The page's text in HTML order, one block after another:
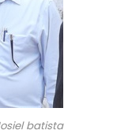
batista